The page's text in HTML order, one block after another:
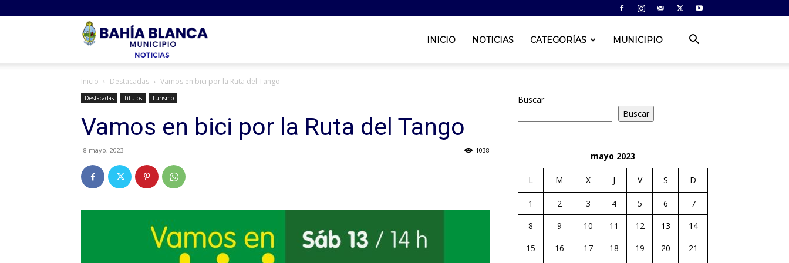
Bahia
INICIO NOTICIAS CATEGORÍAS MUNICIPIO
Inicio Destacadas Vamos en bici por la Ruta del Tango
Destacadas Títulos Turismo
Vamos en bici por la Ruta del Tango
8 mayo, 2023 1038
Buscar
Buscar
mayo 2023
L M X J V S D
1 2 3 4 5 6
7
8
9 10 11 12 13
14
15
16 17 18 19 20 21